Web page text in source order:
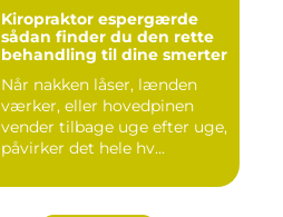
Kiropraktor espergærde
sådan finder du den rette
behandling til dine smerter
Når nakken låser, lænden
værker, eller hovedpinen
vender tilbage uge efter uge,
påvirker det hele hv...